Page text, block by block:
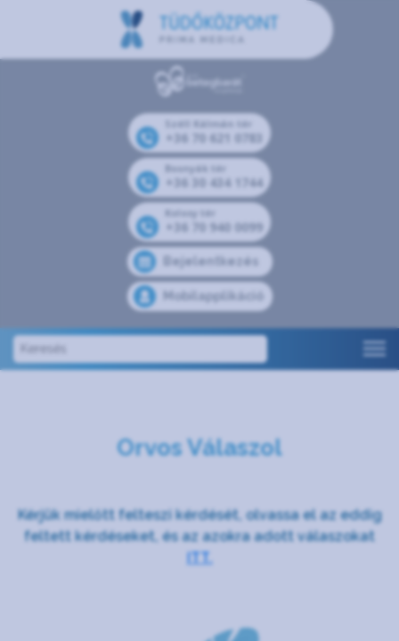
Széll Kálmán tér
+36 70 621 0783
Bosnyák tér
+36 30 434 1744
Kolosy tér
+36 70 940 0099
Bejelentkezés
Mobilapplikáció
Orvos Válaszol
Kérjük mielőtt felteszi kérdését, olvassa el az eddig
feltett kérdéseket, és az azokra adott válaszokat
ITT.